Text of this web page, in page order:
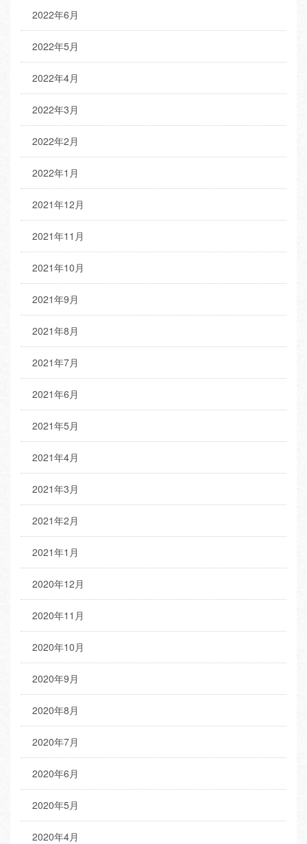
2022年6月
2022年5月
2022年4月
2022年3月
2022年2月
2022年1月
2021年12月
2021年11月
2021年10月
2021年9月
2021年8月
2021年7月
2021年6月
2021年5月
2021年4月
2021年3月
2021年2月
2021年1月
2020年12月
2020年11月
2020年10月
2020年9月
2020年8月
2020年7月
2020年6月
2020年5月
2020年4月